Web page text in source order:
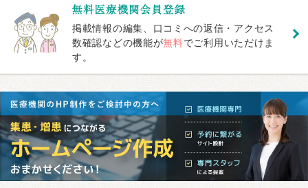
掲載情報の編集、口コミへの返信・アクセス
数確認などの機能が無料でご利用いただけま
す。